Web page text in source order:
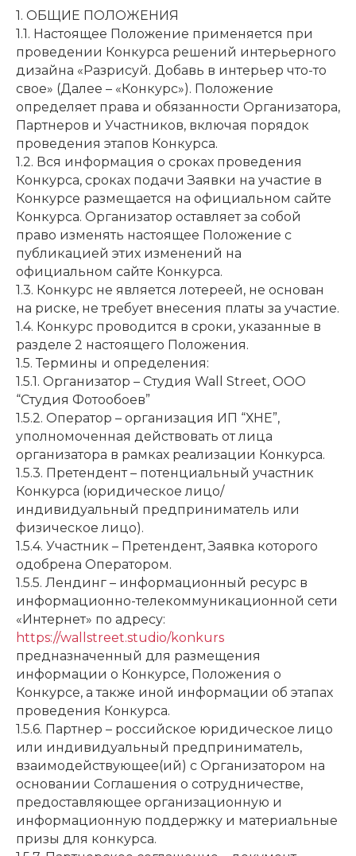
1. ОБЩИЕ ПОЛОЖЕНИЯ
1.1. Настоящее Положение применяется при
проведении Конкурса решений интерьерного
дизайна «Разрисуй. Добавь в интерьер что-то
свое» (Далее – «Конкурс»). Положение
определяет права и обязанности Организатора,
Партнеров и Участников, включая порядок
проведения этапов Конкурса.
1.2. Вся информация о сроках проведения
Конкурса, сроках подачи Заявки на участие в
Конкурсе размещается на официальном сайте
Конкурса. Организатор оставляет за собой
право изменять настоящее Положение с
публикацией этих изменений на
официальном сайте Конкурса.
1.3. Конкурс не является лотереей, не основан
на риске, не требует внесения платы за участие.
1.4. Конкурс проводится в сроки, указанные в
разделе 2 настоящего Положения.
1.5. Термины и определения:
1.5.1. Организатор – Студия Wall Street, ООО
“Студия Фотообоев”
1.5.2. Оператор – организация ИП “ХНЕ”,
уполномоченная действовать от лица
организатора в рамках реализации Конкурса.
1.5.3. Претендент – потенциальный участник
Конкурса (юридическое лицо/
индивидуальный предприниматель или
физическое лицо).
1.5.4. Участник – Претендент, Заявка которого
одобрена Оператором.
1.5.5. Лендинг – информационный ресурс в
информационно-телекоммуникационной сети
«Интернет» по адресу:
https://wallstreet.studio/konkurs
предназначенный для размещения
информации о Конкурсе, Положения о
Конкурсе, а также иной информации об этапах
проведения Конкурса.
1.5.6. Партнер – российское юридическое лицо
или индивидуальный предприниматель,
взаимодействующее(ий) с Организатором на
основании Соглашения о сотрудничестве,
предоставляющее организационную и
информационную поддержку и материальные
призы для конкурса.